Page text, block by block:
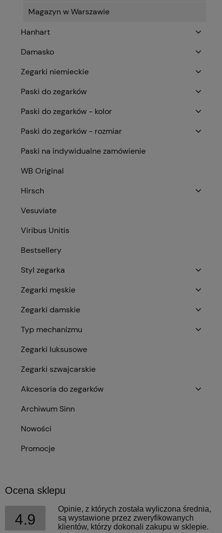
Magazyn w Warszawie
Hanhart
Damasko
Zegarki niemieckie
Paski do zegarków
Paski do zegarków - kolor
Paski do zegarków - rozmiar
Paski na indywidualne zamówienie
WB Original
Hirsch
Vesuviate
Viribus Unitis
Bestsellery
Styl zegarka
Zegarki męskie
Zegarki damskie
Typ mechanizmu
Zegarki luksusowe
Zegarki szwajcarskie
Akcesoria do zegarków
Archiwum Sinn
Nowości
Promocje
Ocena sklepu
4.9
Opinie, z których została wyliczona średnia,
są wystawione przez zweryfikowanych
klientów, którzy dokonali zakupu w sklepie.